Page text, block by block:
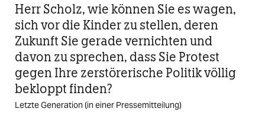
Herr Scholz, wie können Sie es wagen,
sich vor die Kinder zu stellen, deren
Zukunft Sie gerade vernichten und
davon zu sprechen, dass Sie Protest
gegen Ihre zerstörerische Politik völlig
bekloppt finden?
Letzte Generation (in einer Pressemitteilung)